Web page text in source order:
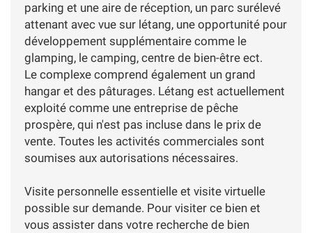
parking et une aire de réception, un parc surélevé
attenant avec vue sur létang, une opportunité pour
développement supplémentaire comme le
glamping, le camping, centre de bien-être ect.
Le complexe comprend également un grand
hangar et des pâturages. Létang est actuellement
exploité comme une entreprise de pêche
prospère, qui n'est pas incluse dans le prix de
vente. Toutes les activités commerciales sont
soumises aux autorisations nécessaires.
Visite personnelle essentielle et visite virtuelle
possible sur demande. Pour visiter ce bien et
vous assister dans votre recherche de bien